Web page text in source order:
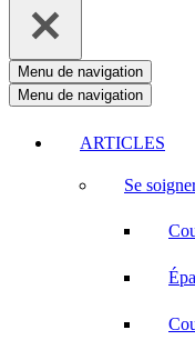
Menu de navigation
Menu de navigation
ARTICLES
Se